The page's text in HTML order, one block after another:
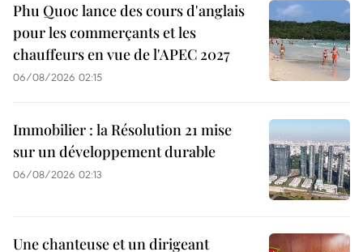
Phu Quoc lance des cours d'anglais
pour les commerçants et les
chauffeurs en vue de l'APEC 2027
06/08/2026 02:15
Immobilier : la Résolution 21 mise
sur un développement durable
06/08/2026 02:13
Une chanteuse et un dirigeant